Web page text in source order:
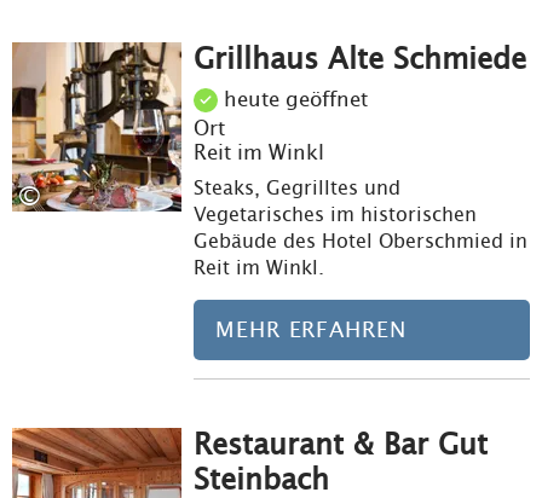
©
Grillhaus Alte Schmiede
heute geöffnet
Ort
Reit im Winkl
Steaks, Gegrilltes und
Vegetarisches im historischen
Gebäude des Hotel Oberschmied in
Reit im Winkl.
MEHR ERFAHREN
Restaurant & Bar Gut
Steinbach